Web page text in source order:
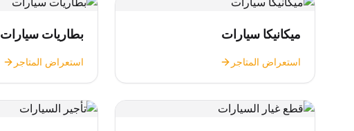
ميكانيكا سيارات
استعراض المتاجر
بطاريات سيارات
استعراض المتاجر